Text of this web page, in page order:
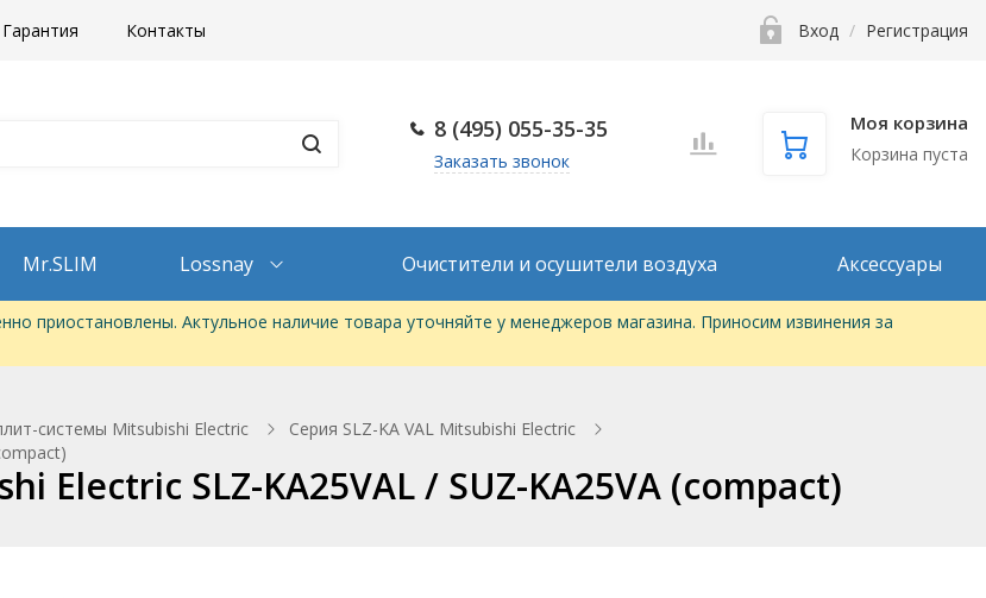
Гарантия Контакты Вход / Регистрация
8 (495) 055-35-35
Заказать звонок
Моя корзина
Корзина пуста
Mr.SLIM Lossnay Очистители и осушители воздуха Аксессуары
приостановлены. Актульное наличие товара уточняйте у менеджеров магазина. Приносим извинения за
системы Mitsubishi Electric
Серия SLZ-KA VAL Mitsubishi Electric
Electric SLZ-KA25VAL / SUZ-KA25VA (compact)